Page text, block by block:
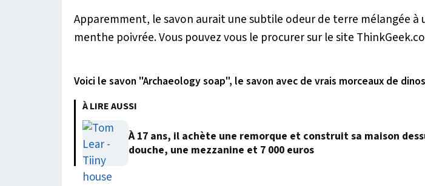
Apparemment, le savon aurait une subtile odeur de terre mélangée à
menthe poivrée. Vous pouvez vous le procurer sur le site
Voici le savon "Archaeology soap", le savon avec de vrais morceaux de
À LIRE AUSSI
À 17 ans, il achète une remorque et construit sa maison
douche, une mezzanine et 7 000 euros